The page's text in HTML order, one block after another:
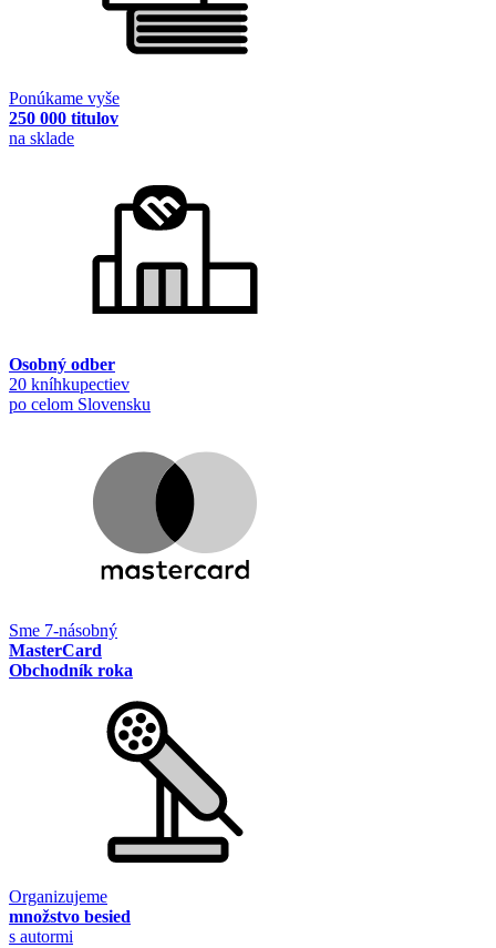
Ponúkame vyše
250 000 titulov
na sklade
Osobný odber
20 kníhkupectiev
po celom Slovensku
Sme 7-násobný
MasterCard
Obchodník roka
Organizujeme
množstvo besied
s autormi